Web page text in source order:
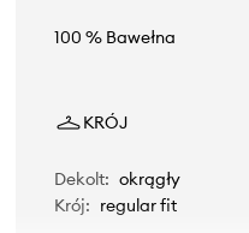
100 % Bawełna
KRÓJ
Dekolt: okrągły
Krój: regular fit